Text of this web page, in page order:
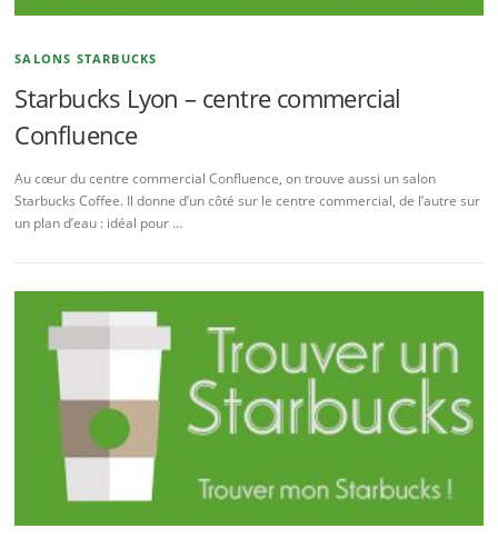
SALONS STARBUCKS
Starbucks Lyon – centre commercial
Confluence
Au cœur du centre commercial Confluence, on trouve aussi un salon
Starbucks Coffee. Il donne d’un côté sur le centre commercial, de l’autre sur
un plan d’eau : idéal pour …